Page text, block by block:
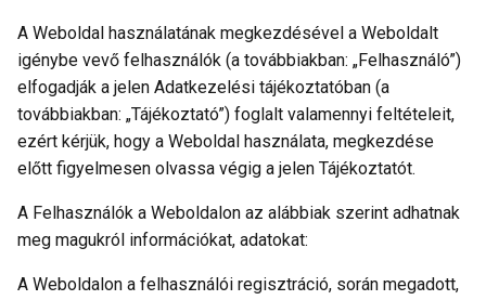
A Weboldal használatának megkezdésével a Weboldalt
igénybe vevő felhasználók (a továbbiakban: „Felhasználó”)
elfogadják a jelen Adatkezelési tájékoztatóban (a
továbbiakban: „Tájékoztató”) foglalt valamennyi feltételeit,
ezért kérjük, hogy a Weboldal használata, megkezdése
előtt figyelmesen olvassa végig a jelen Tájékoztatót.
A Felhasználók a Weboldalon az alábbiak szerint adhatnak
meg magukról információkat, adatokat:
A Weboldalon a felhasználói regisztráció, során megadott,